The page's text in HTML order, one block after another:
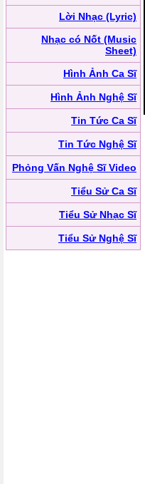
Lời Nhạc (Lyric)
Nhạc có Nốt (Music
Sheet)
Hình Ảnh Ca Sĩ
Hình Ảnh Nghệ Sĩ
Tin Tức Ca Sĩ
Tin Tức Nghệ Sĩ
Phỏng Vấn Nghệ Sĩ Video
Tiểu Sử Ca Sĩ
Tiểu Sử Nhạc Sĩ
Tiểu Sử Nghệ Sĩ